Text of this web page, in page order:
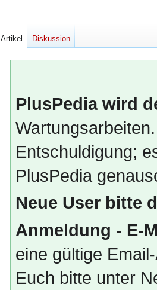
PlusPedia wird
Entschuldigung;
PlusPedia
Neue User bitte
Anmeldung - E-
eine gültige
Euch bitte unter
Artikel Diskussion